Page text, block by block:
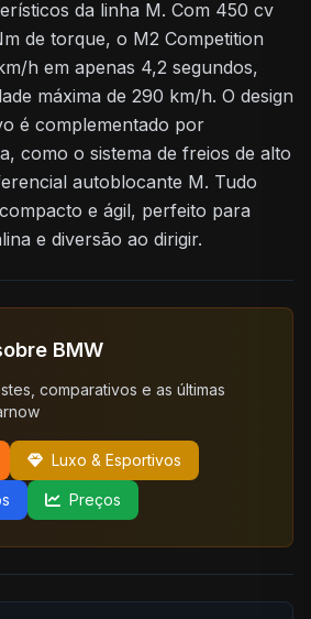
da linha M. Com 450 cv
de torque, o M2 Competition
h em apenas 4,2 segundos,
máxima de 290 km/h. O design
é complementado por
como o sistema de freios de alto
autoblocante M. Tudo
e ágil, perfeito para
e diversão ao dirigir.
BMW
comparativos e as últimas
Luxo & Esportivos
Preços